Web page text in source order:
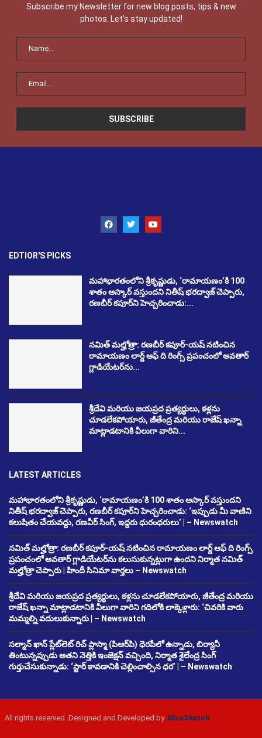
Subscribe my Newsletter for new blog posts, tips & new
photos. Let's stay updated!
EDTIOR'S PICKS
మహాభారతంలోని శ్రీకృష్ణుడు, ‘రామాయణం’కి 100
శాతం ఆస్కార్ వస్తుందని నితీష్ భరద్వాజ్ చెప్పారు,
రణబీర్ కపూర్‌ని హెచ్చరించాడు:...
నమిత్ మల్హోత్రా: రణబీర్ కపూర్-యష్ నటించిన
రామాయణం లార్డ్ ఆఫ్ ది రింగ్స్ ప్రపంచంలో అవతార్
గ్లాడియేటర్‌ను...
శ్రీదేవి మరియు జయప్రద ప్రత్యర్థులు, కళ్లను
చూడలేకపోయారు, జీతేంద్ర మరియు రాజేష్ ఖన్నా
మాట్లాడటానికి వీలుగా వారిని...
LATEST ARTICLES
మహాభారతంలోని శ్రీకృష్ణుడు, ‘రామాయణం’కి 100 శాతం ఆస్కార్ వస్తుందని
నితీష్ భరద్వాజ్ చెప్పారు, రణబీర్ కపూర్‌ని హెచ్చరించాడు: ‘ఇప్పుడు మీ వాణిని
కలుషితం చేయవద్దు, రణవీర్ సింగ్, ఇద్దరు ధురంధరులు’ | – Newswatch
నమిత్ మల్హోత్రా: రణబీర్ కపూర్-యష్ నటించిన రామాయణం లార్డ్ ఆఫ్ ది రింగ్స్
ప్రపంచంలో అవతార్ గ్లాడియేటర్‌ను కలుసుకున్నట్లుగా ఉందని నిర్మాత నమిత్
మల్హోత్రా చెప్పారు | హిందీ సినిమా వార్తలు – Newswatch
శ్రీదేవి మరియు జయప్రద ప్రత్యర్థులు, కళ్లను చూడలేకపోయారు, జీతేంద్ర మరియు
రాజేష్ ఖన్నా మాట్లాడటానికి వీలుగా వారిని గదిలోకి లాక్కెళ్లారు: ‘చివరికి వారు
మమ్మల్ని వదులుకున్నారు | – Newswatch
సల్మాన్ ఖాన్ ప్లేట్‌లెట్ రిచ్ ప్లాస్మా (పిఆర్‌పి) థెరపీలో ఉన్నాడు, బిర్యానీ
తింటున్నప్పుడు అతని నెత్తికి ఇంజెక్షన్ వచ్చింది, నిర్మాత శైలేంద్ర సింగ్
గుర్తుచేసుకున్నాడు: ‘స్టార్ కావడానికి చెల్లించాల్సిన ధర’ | – Newswatch
All rights reserved. Designed and Developed by BlueSketch